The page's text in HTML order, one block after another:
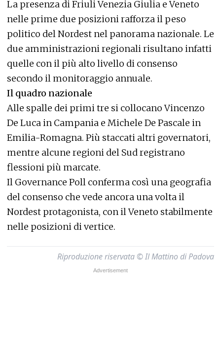
La presenza di Friuli Venezia Giulia e Veneto
nelle prime due posizioni rafforza il peso
politico del Nordest nel panorama nazionale. Le
due amministrazioni regionali risultano infatti
quelle con il più alto livello di consenso
secondo il monitoraggio annuale.
Il quadro nazionale
Alle spalle dei primi tre si collocano Vincenzo
De Luca in Campania e Michele De Pascale in
Emilia-Romagna. Più staccati altri governatori,
mentre alcune regioni del Sud registrano
flessioni più marcate.
Il Governance Poll conferma così una geografia
del consenso che vede ancora una volta il
Nordest protagonista, con il Veneto stabilmente
nelle posizioni di vertice.
Riproduzione riservata © Il Mattino di Padova